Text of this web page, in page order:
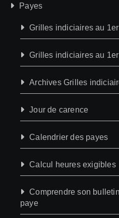
Payes
Grilles indiciaires au
Grilles indiciaires au
Archives Grilles
Jour de carence
Calendrier des payes
Calcul heures exigibles
Comprendre son
paye